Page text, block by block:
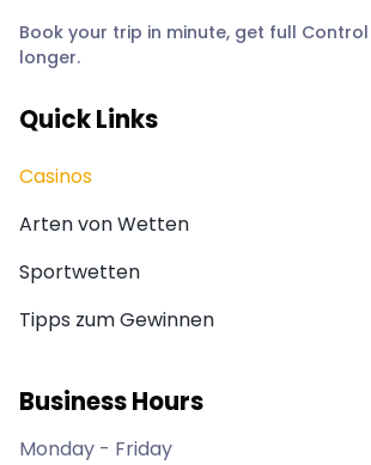
Book your trip in minute, get full
longer.
Quick Links
Casinos
Arten von Wetten
Sportwetten
Tipps zum Gewinnen
Business Hours
Monday - Friday